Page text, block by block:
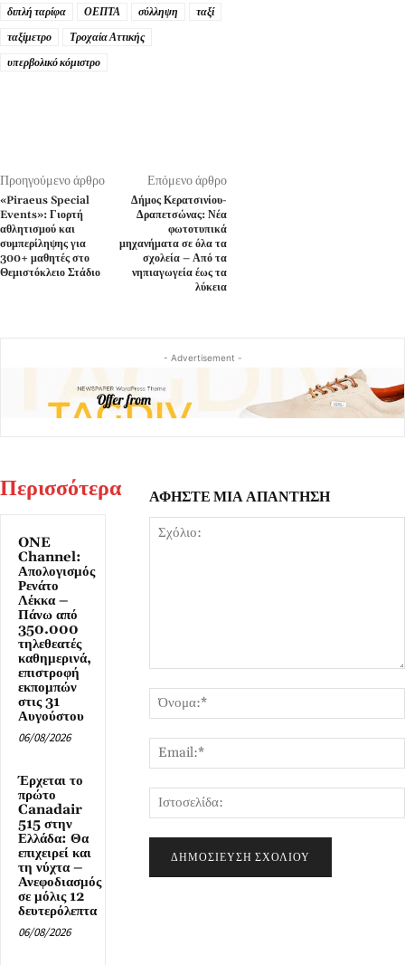
διπλή ταρίφα ΟΕΠΤΑ σύλληψη
ταξί
ταξίμετρο
Τροχαία Αττικής
υπερβολικό κόμιστρο
Προηγούμενο άρθρο
«Piraeus Special
Events»: Γιορτή
αθλητισμού και
συμπερίληψης για
300+ μαθητές στο
Θεμιστόκλειο Στάδιο
Επόμενο άρθρο
Δήμος Κερατσινίου-
Δραπετσώνας: Νέα
φωτοτυπικά
μηχανήματα σε όλα τα
σχολεία – Από τα
νηπιαγωγεία έως τα
λύκεια
- Advertisement -
Περισσότερα
ONE
Channel:
Απολογισμός
Ρενάτο
Λέκκα –
Πάνω από
350.000
τηλεθεατές
καθημερινά,
επιστροφή
εκπομπών
στις 31
Αυγούστου
06/08/2026
Έρχεται το
πρώτο
Canadair
515 στην
Ελλάδα: Θα
επιχειρεί και
τη νύχτα –
Ανεφοδιασμός
σε μόλις 12
δευτερόλεπτα
06/08/2026
ΑΦΗΣΤΕ ΜΙΑ ΑΠΑΝΤΗΣΗ